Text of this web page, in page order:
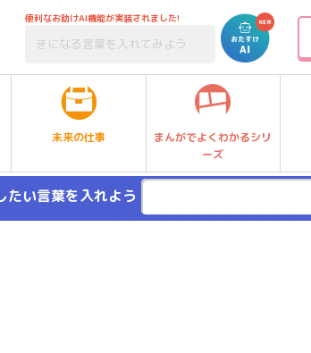
便利なお助けAI機能が実装されました!
未来の仕事
まんがでよくわかるシリ
ーズ
たい言葉を入れよう